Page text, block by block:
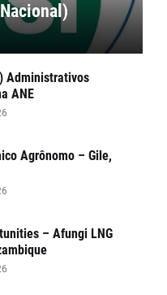
Administrativos
ANE
Agrônomo – Gile,
– Afungi LNG